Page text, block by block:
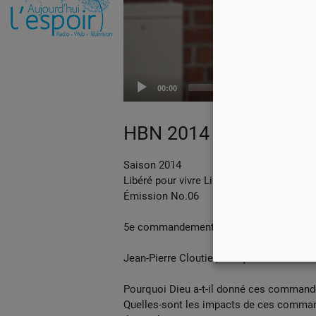
00:00
HBN 2014 EP 06
Saison 2014
Libéré pour vivre Libre
Émission No.06
5e commandement
Jean-Pierre Cloutier, François Fréchette
Pourquoi Dieu a-t-il donné ces
Quelles-sont les impacts de ces